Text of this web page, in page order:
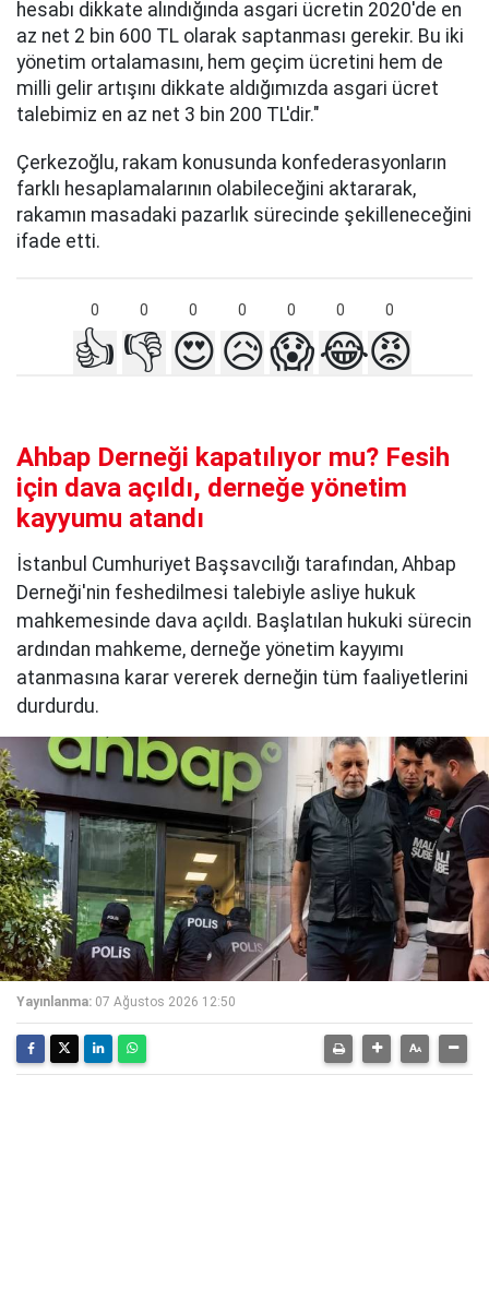
hesabı dikkate alındığında asgari ücretin 2020'de en
az net 2 bin 600 TL olarak saptanması gerekir. Bu iki
yönetim ortalamasını, hem geçim ücretini hem de
milli gelir artışını dikkate aldığımızda asgari ücret
talebimiz en az net 3 bin 200 TL'dir."
Çerkezoğlu, rakam konusunda konfederasyonların
farklı hesaplamalarının olabileceğini aktararak,
rakamın masadaki pazarlık sürecinde şekilleneceğini
ifade etti.
0 0 0 0 0 0 0
👍 👎 😍😥😱😂😡
Ahbap Derneği kapatılıyor mu? Fesih
için dava açıldı, derneğe yönetim
kayyumu atandı
İstanbul Cumhuriyet Başsavcılığı tarafından, Ahbap
Derneği'nin feshedilmesi talebiyle asliye hukuk
mahkemesinde dava açıldı. Başlatılan hukuki sürecin
ardından mahkeme, derneğe yönetim kayyımı
atanmasına karar vererek derneğin tüm faaliyetlerini
durdurdu.
Yayınlanma: 07 Ağustos 2026 12:50